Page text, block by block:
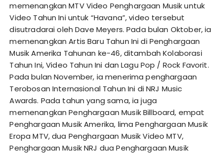
memenangkan MTV Video Penghargaan Musik untuk
Video Tahun Ini untuk “Havana”, video tersebut
disutradarai oleh Dave Meyers. Pada bulan Oktober, ia
memenangkan Artis Baru Tahun Ini di Penghargaan
Musik Amerika Tahunan ke-46, ditambah Kolaborasi
Tahun Ini, Video Tahun Ini dan Lagu Pop / Rock Favorit.
Pada bulan November, ia menerima penghargaan
Terobosan Internasional Tahun Ini di NRJ Music
Awards. Pada tahun yang sama, ia juga
memenangkan Penghargaan Musik Billboard, empat
Penghargaan Musik Amerika, lima Penghargaan Musik
Eropa MTV, dua Penghargaan Musik Video MTV,
Penghargaan Musik NRJ dua Penghargaan Musik